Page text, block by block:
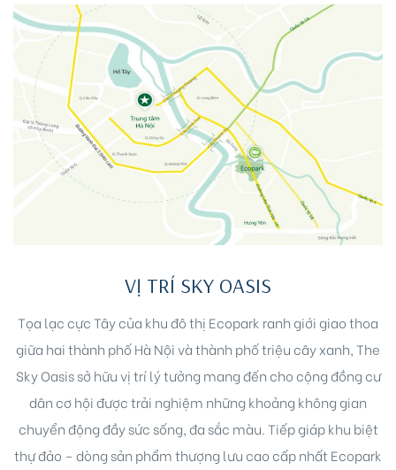
VỊ TRÍ SKY OASIS
Tọa lạc cực Tây của khu đô thị Ecopark ranh giới giao thoa
giữa hai thành phố Hà Nội và thành phố triệu cây xanh, The
Sky Oasis sở hữu vị trí lý tưởng mang đến cho cộng đồng cư
dân cơ hội được trải nghiệm những khoảng không gian
chuyển động đầy sức sống, đa sắc màu. Tiếp giáp khu biệt
thự đảo – dòng sản phẩm thượng lưu cao cấp nhất Ecopark